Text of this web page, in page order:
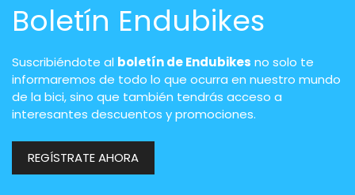
Boletín Endubikes
Suscribiéndote al boletín de Endubikes no solo te
informaremos de todo lo que ocurra en nuestro mundo
de la bici, sino que también tendrás acceso a
interesantes descuentos y promociones.
REGÍSTRATE AHORA